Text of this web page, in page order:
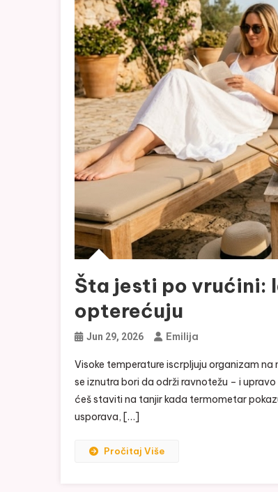
Šta jesti po vrućini:
opterećuju
Jun 29, 2026 Emilija
Visoke temperature iscrpljuju organizam
se iznutra bori da održi ravnotežu – i
ćeš staviti na tanjir kada termometar
usporava, […]
Pročitaj Više